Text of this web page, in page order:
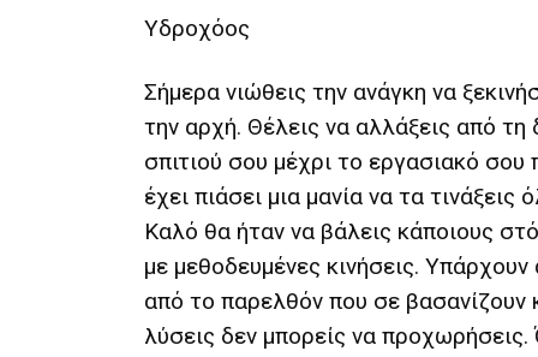
Υδροχόος
Σήμερα νιώθεις την ανάγκη να
την αρχή. Θέλεις να αλλάξεις από τη
σπιτιού σου μέχρι το εργασιακό σου
έχει πιάσει μια μανία να τα τινάξεις
Καλό θα ήταν να βάλεις κάποιους
με μεθοδευμένες κινήσεις.
από το παρελθόν που σε βασανίζουν
λύσεις δεν μπορείς να